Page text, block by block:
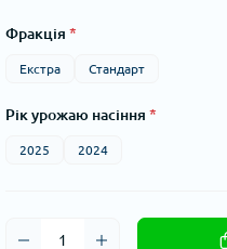
Фракція *
Екстра Стандарт
Рік урожаю насіння *
2025 2024